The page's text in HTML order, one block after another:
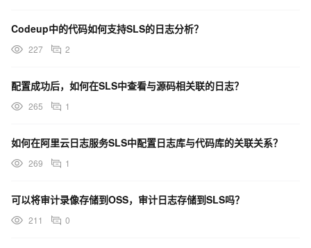
Codeup中的代码如何支持SLS的日志分析？
227 2
配置成功后，如何在SLS中查看与源码相关联的日志？
265 1
如何在阿里云日志服务SLS中配置日志库与代码库的关联关系？
269 1
可以将审计录像存储到OSS，审计日志存储到SLS吗？
211 0